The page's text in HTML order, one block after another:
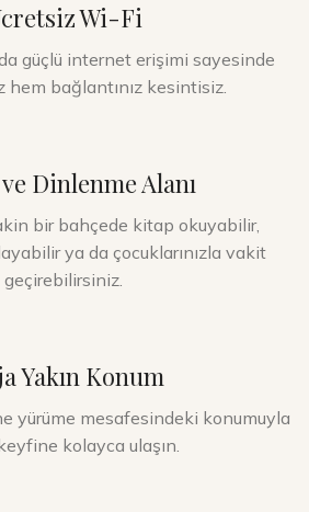
Wi-Fi
güçlü internet erişimi sayesinde
bağlantınız kesintisiz.
Dinlenme Alanı
bir bahçede kitap okuyabilir,
ya da çocuklarınızla vakit
geçirebilirsiniz.
Yakın Konum
yürüme mesafesindeki konumuyla
kolayca ulaşın.